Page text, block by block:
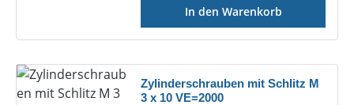
In den Warenkorb
Zylinderschrauben mit Schlitz M
3 x 10 VE=2000